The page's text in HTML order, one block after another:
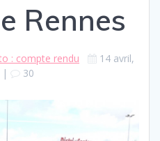
Rennes
: compte rendu
14 avril,
| 30